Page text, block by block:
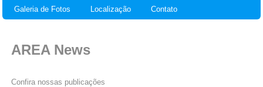
Galeria de Fotos Localização Contato
AREA News
Confira nossas publicações